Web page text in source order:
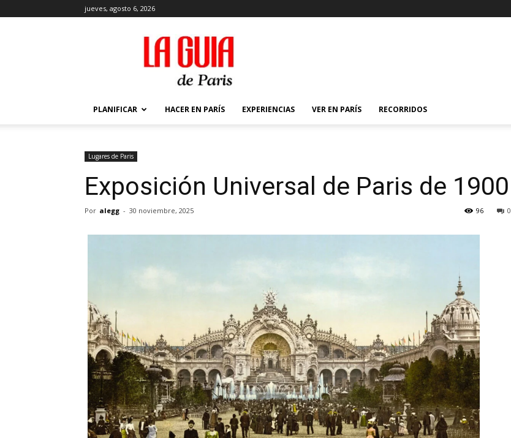
jueves, agosto 6, 2026
La
Guía
de
París
PLANIFICAR HACER EN PARÍS EXPERIENCIAS VER EN PARÍS RECORRIDOS
Lugares de Pari­s
Exposición Universal de Pari­s de 1900
Por alegg - 30 noviembre, 2025 0
96